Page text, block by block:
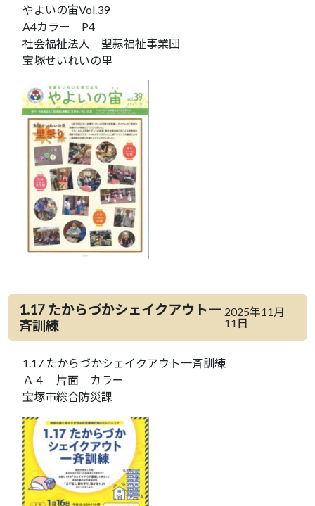
やよいの宙Vol.39
A4カラー P4
社会福祉法人 聖隷福祉事業団
宝塚せいれいの里
1.17 たからづかシェイクアウト一
斉訓練
2025年11月
11日
1.17 たからづかシェイクアウト一斉訓練
Ａ４ 片面 カラー
宝塚市総合防災課